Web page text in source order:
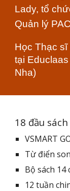
Lady,tổ
Quản lý
Học Thạc sĩ
tại
Nha)
18 đầu
VSMART
Từ điển
Bộ sách 14
12 tuần